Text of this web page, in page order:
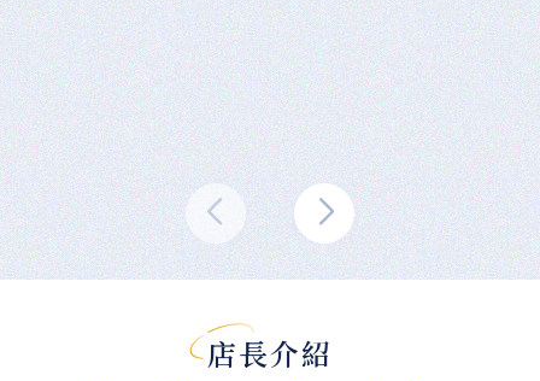
店長介紹